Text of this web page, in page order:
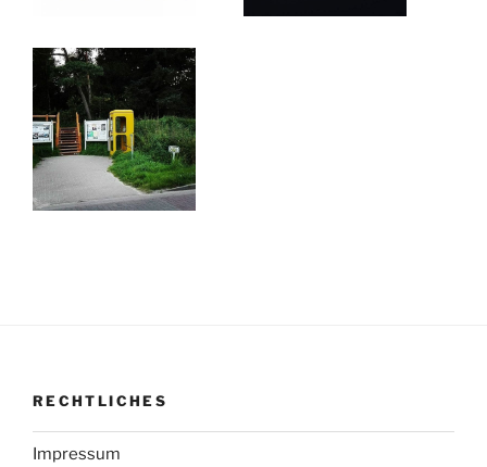
RECHTLICHES
Impressum